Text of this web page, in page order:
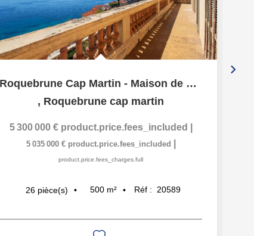
Roquebrune Cap Martin - Maison de maître surplombant la...
, Roquebrune cap martin
5 300 000 € product.price.fees_included
5 035 000 € product.price.fees_included
product.price.fees_charges.full
26 pièce(s) 500 m² Réf : 20589